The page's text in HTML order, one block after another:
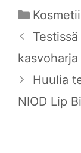
kasvoharja
Huulia
NIOD Lip